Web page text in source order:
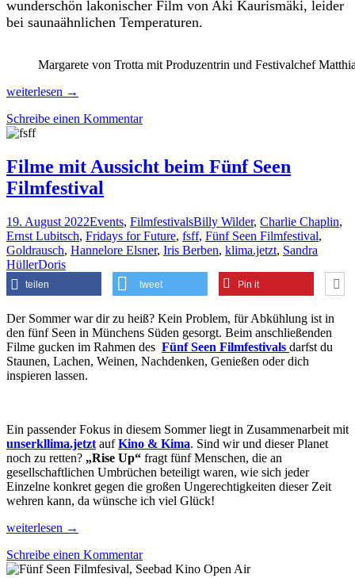
wunderschön lakonischer Film von Aki Kaurismäki, leider
bei saunaähnlichen Temperaturen.
Margarete von Trotta mit Produzentrin und Festivalchef
Baden
exzellente
Filme
beim
Fünf
Seen
weiterlesen →
Schreibe einen Kommentar
Filme mit Aussicht beim Fünf Seen
Filmfestival
19. August 2022Events, FilmfestivalsBilly Wilder, Charlie Chaplin,
Ernst Lubitsch, Fridays for Future, fsff, Fünf Seen Filmfestival,
Goldrausch, Hannelore Elsner, Iris Berben, klima.jetzt, Sandra
HüllerDoris
teilen tweet Pin it
Der Sommer war dir zu heiß? Kein Problem, für Abkühlung ist in
den fünf Seen in Münchens Süden gesorgt. Beim anschließenden
Filme gucken im Rahmen des Fünf Seen Filmfestivals darfst du
Staunen, Lachen, Weinen, Nachdenken, Genießen oder dich
inspieren lassen.
Ein passender Fokus in diesem Sommer liegt in Zusammenarbeit mit
unserkllima.jetzt aufKino & Kima. Sind wir und dieser Planet
noch zu retten? „Rise Up“ fragt fünf Menschen, die an
gesellschaftlichen Umbrüchen beteiligt waren, wie sich jeder
Einzelne konkret gegen die großen Ungerechtigkeiten dieser Zeit
wehren kann, da wünsche ich viel Glück!
Filme
Aussicht
beim
weiterlesen →
Schreibe einen Kommentar